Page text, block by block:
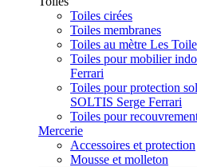
Toiles cirées
Toiles membranes
Toiles au mètre Les
Toiles pour mobilier
Ferrari
Toiles pour protection
SOLTIS Serge Ferrari
Toiles pour
Mercerie
Accessoires et protection
Mousse et molleton